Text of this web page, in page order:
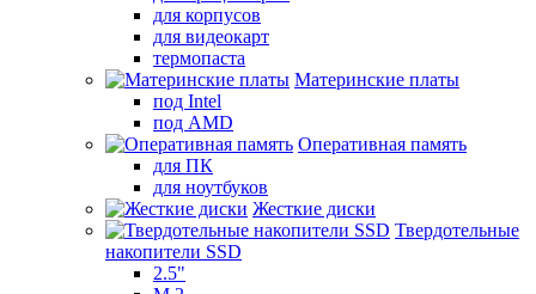
для корпусов
для видеокарт
термопаста
Материнские платы
под Intel
под AMD
Оперативная память
для ПК
для ноутбуков
Жесткие диски
Твердотельные
накопители SSD
2.5"